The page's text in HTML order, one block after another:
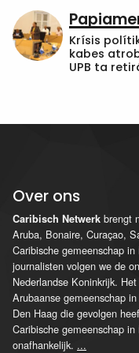
Krísis
kabes
UPB ta
Over ons
Caribisch Netwerk brengt
Aruba, Bonaire, Curaçao,
Caribische gemeenschap
journalisten volgen we de
Nederlandse Koninkrijk.
Arubaanse gemeenschap
Den Haag die gevolgen
Caribische gemeenschap
onafhankelijk. ...